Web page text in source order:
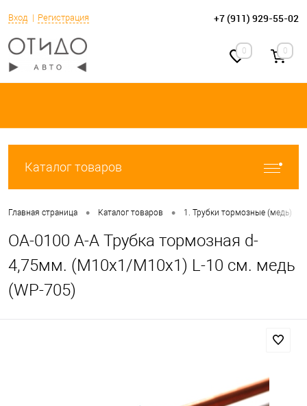
Вход Регистрация +7 (911) 929-55-02
0 0
Каталог товаров
Главная страница • Каталог товаров • 1. Трубки тормозные (медь)
OA-0100 A-A Трубка тормозная d-
4,75мм. (М10х1/М10х1) L-10 см. медь
(WP-705)